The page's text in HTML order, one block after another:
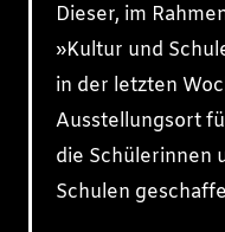
Dieser, im
»Kultur und
in der letzten
Ausstellungsort
die Schülerinnen
Schulen